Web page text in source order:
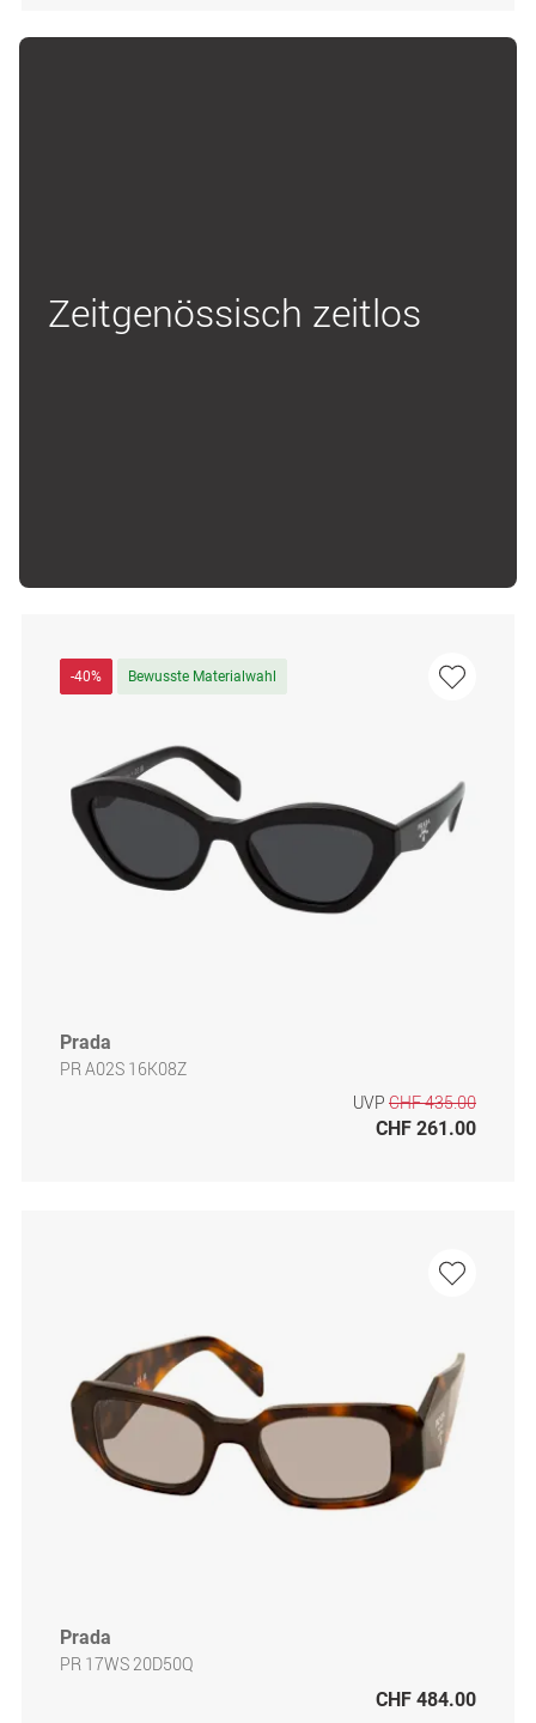
Zeitgenössisch zeitlos
-40% Bewusste Materialwahl
Prada
PR A02S 16K08Z
UVP CHF 435.00
CHF 261.00
Prada
PR 17WS 20D50Q
CHF 484.00